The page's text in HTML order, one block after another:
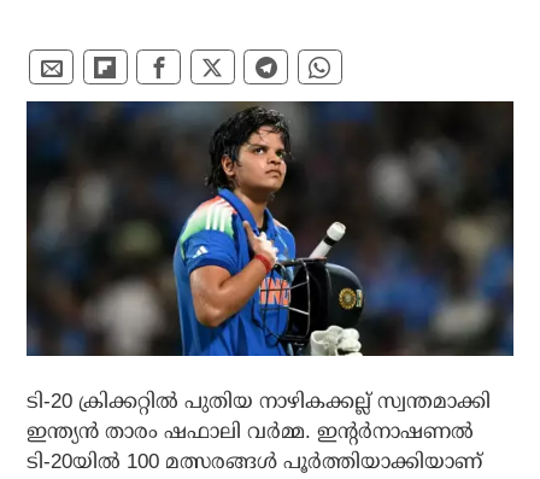
ടി-20 ക്രിക്കറ്റില്‍ പുതിയ നാഴികക്കല്ല് സ്വന്തമാക്കി
ഇന്ത്യന്‍ താരം ഷഫാലി വര്‍മ്മ. ഇന്റര്‍നാഷണല്‍
ടി-20യില്‍ 100 മത്സരങ്ങള്‍ പൂര്‍ത്തിയാക്കിയാണ്